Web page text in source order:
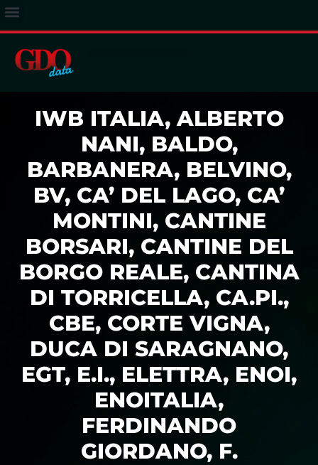
IWB ITALIA, ALBERTO
NANI, BALDO,
BARBANERA, BELVINO,
BV, CA’ DEL LAGO, CA’
MONTINI, CANTINE
BORSARI, CANTINE DEL
BORGO REALE, CANTINA
DI TORRICELLA, CA.PI.,
CBE, CORTE VIGNA,
DUCA DI SARAGNANO,
EGT, E.I., ELETTRA, ENOI,
ENOITALIA,
FERDINANDO
GIORDANO, F.